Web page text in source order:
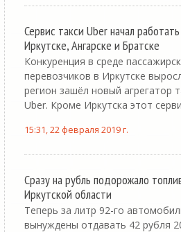
Сервис такси Uber начал
Иркутске, Ангарске и Братске
Конкуренция в среде
перевозчиков в Иркутске
регион зашёл новый агрегатор
Uber. Кроме Иркутска этот
15:31, 22 февраля 2019 г.
Сразу на рубль подорожало
Иркутской области
Теперь за литр 92-го
вынуждены отдавать 42 рубля